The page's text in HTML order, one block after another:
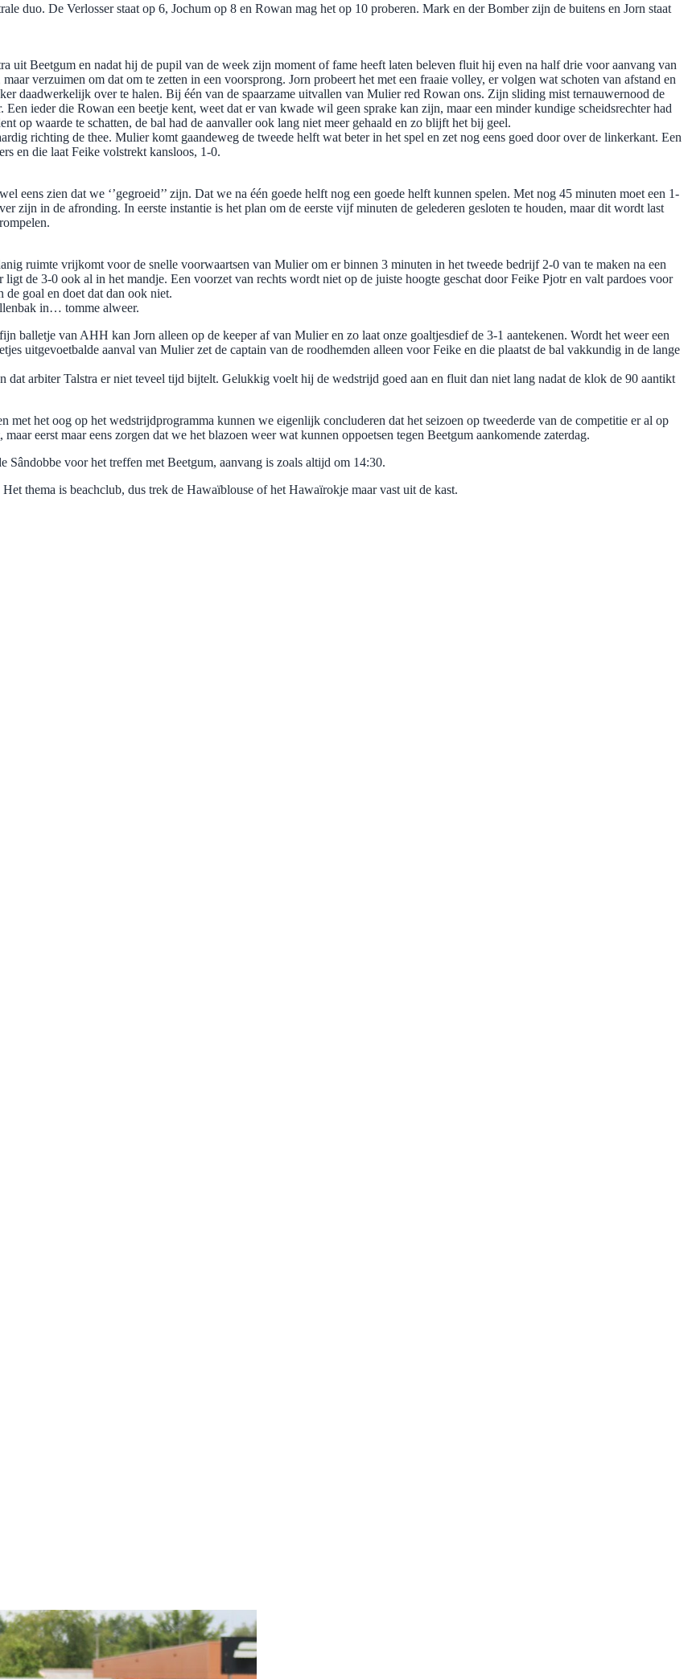
duo. De Verlosser staat op 6, Jochum op 8 en Rowan mag het op 10 proberen. Mark en der Bomber zijn de buitens en Jorn staat
uit Beetgum en nadat hij de pupil van de week zijn moment of fame heeft laten beleven fluit hij even na half drie voor aanvang van
verzuimen om dat om te zetten in een voorsprong. Jorn probeert het met een fraaie volley, er volgen wat schoten van afstand en
daadwerkelijk over te halen. Bij één van de spaarzame uitvallen van Mulier red Rowan ons. Zijn sliding mist ternauwernood de
ieder die Rowan een beetje kent, weet dat er van kwade wil geen sprake kan zijn, maar een minder kundige scheidsrechter had
op waarde te schatten, de bal had de aanvaller ook lang niet meer gehaald en zo blijft het bij geel.
richting de thee. Mulier komt gaandeweg de tweede helft wat beter in het spel en zet nog eens goed door over de linkerkant. Een
en die laat Feike volstrekt kansloos, 1-0.
zien dat we ‘’gegroeid’’ zijn. Dat we na één goede helft nog een goede helft kunnen spelen. Met nog 45 minuten moet een 1-
zijn in de afronding. In eerste instantie is het plan om de eerste vijf minuten de gelederen gesloten te houden, maar dit wordt last
ruimte vrijkomt voor de snelle voorwaartsen van Mulier om er binnen 3 minuten in het tweede bedrijf 2-0 van te maken na een
de 3-0 ook al in het mandje. Een voorzet van rechts wordt niet op de juiste hoogte geschat door Feike Pjotr en valt pardoes voor
goal en doet dat dan ook niet.
in… tomme alweer.
balletje van AHH kan Jorn alleen op de keeper af van Mulier en zo laat onze goaltjesdief de 3-1 aantekenen. Wordt het weer een
uitgevoetbalde aanval van Mulier zet de captain van de roodhemden alleen voor Feike en die plaatst de bal vakkundig in de lange
arbiter Talstra er niet teveel tijd bijtelt. Gelukkig voelt hij de wedstrijd goed aan en fluit dan niet lang nadat de klok de 90 aantikt
met het oog op het wedstrijdprogramma kunnen we eigenlijk concluderen dat het seizoen op tweederde van de competitie er al op
eerst maar eens zorgen dat we het blazoen weer wat kunnen oppoetsen tegen Beetgum aankomende zaterdag.
Sândobbe voor het treffen met Beetgum, aanvang is zoals altijd om 14:30.
thema is beachclub, dus trek de Hawaïblouse of het Hawaïrokje maar vast uit de kast.